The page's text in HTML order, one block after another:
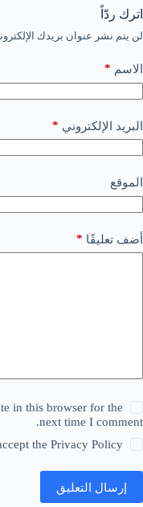
اترك ردّاً
لن يتم نشر عنوان بريدك
الاسم *
البريد الإلكتروني *
الموقع
أضف تعليقًا *
in this browser for the
next time I comment.
the Privacy Policy
إرسال التعليق